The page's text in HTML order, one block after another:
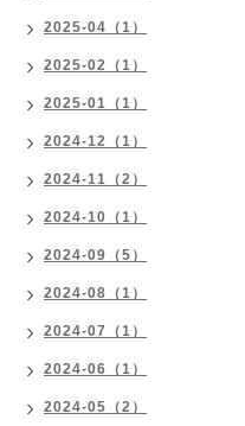
2025-04（1）
2025-02（1）
2025-01（1）
2024-12（1）
2024-11（2）
2024-10（1）
2024-09（5）
2024-08（1）
2024-07（1）
2024-06（1）
2024-05（2）